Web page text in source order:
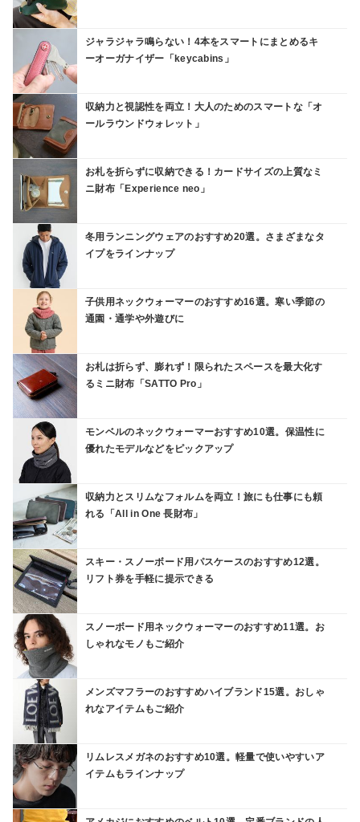
ジャラジャラ鳴らない！4本をスマートにまとめるキ
ーオーガナイザー「keycabins」
収納力と視認性を両立！大人のためのスマートな「オ
ールラウンドウォレット」
お札を折らずに収納できる！カードサイズの上質なミ
ニ財布「Experience neo」
冬用ランニングウェアのおすすめ20選。さまざまなタ
イプをラインナップ
子供用ネックウォーマーのおすすめ16選。寒い季節の
通園・通学や外遊びに
お札は折らず、膨れず！限られたスペースを最大化す
るミニ財布「SATTO Pro」
モンベルのネックウォーマーおすすめ10選。保温性に
優れたモデルなどをピックアップ
収納力とスリムなフォルムを両立！旅にも仕事にも頼
れる「All in One 長財布」
スキー・スノーボード用パスケースのおすすめ12選。
リフト券を手軽に提示できる
スノーボード用ネックウォーマーのおすすめ11選。お
しゃれなモノもご紹介
メンズマフラーのおすすめハイブランド15選。おしゃ
れなアイテムもご紹介
リムレスメガネのおすすめ10選。軽量で使いやすいア
イテムもラインナップ